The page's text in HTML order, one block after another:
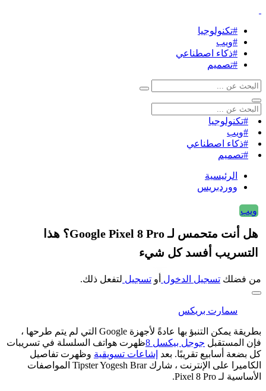
#تكنولوجيا
#ويب
#ذكاء اصطناعي
#تصميم
#تكنولوجيا
#ويب
#ذكاء اصطناعي
#تصميم
الرئيسية
ووردبريس
ويب
هل أنت متحمس لـ Google Pixel 8 Pro؟ هذا
التسريب أفسد كل شيء
من فضلك تسجيل الدخول أو تسجيل لتفعل ذلك.
سمارت بريكس
بطريقة يمكن التنبؤ بها عادةً لأجهزة Google التي لم يتم طرحها ،
فإن المستقبل جوجل بيكسل 8
ظهرت هواتف السلسلة في تسريبات
كل بضعة أسابيع تقريبًا. بعد إشاعات تسويقية وظهرت تفاصيل
الكاميرا على الإنترنت ، شارك Tipster Yogesh Brar المواصفات
الأساسية لـ Pixel 8 Pro.